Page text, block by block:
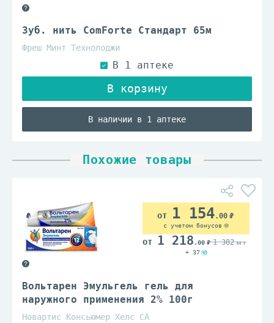
Зуб. нить ComForte Стандарт 65м
Фреш Минт Технолоджи
В наличии в 1 аптеке
Похожие товары
Вольтарен Эмульгель гель для
наружного применения 2% 100г
Новартис Консьюмер Хелс СА
1 154.00
с учетом бонусов
1 218 .00 1 382.00
+ 37